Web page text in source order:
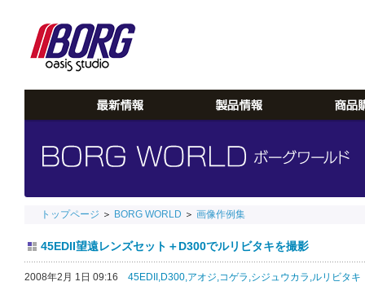
トップページ ＞ BORG WORLD ＞ 画像作例集
45EDII望遠レンズセット＋D300でルリビタキを撮影
2008年2月 1日 09:16 45EDII,D300,アオジ,コゲラ,シジュウカラ,ルリビタキ